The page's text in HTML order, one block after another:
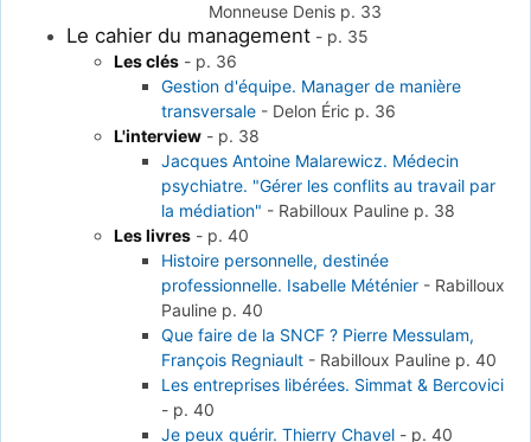
Monneuse Denis p. 33
Le cahier du management - p. 35
Les clés - p. 36
Gestion d'équipe. Manager de manière
transversale - Delon Éric p. 36
L'interview - p. 38
Jacques Antoine Malarewicz. Médecin
psychiatre. "Gérer les conflits au travail par
la médiation" - Rabilloux Pauline p. 38
Les livres - p. 40
Histoire personnelle, destinée
professionnelle. Isabelle Méténier - Rabilloux
Pauline p. 40
Que faire de la SNCF ? Pierre Messulam,
François Regniault - Rabilloux Pauline p. 40
Les entreprises libérées. Simmat & Bercovici
- p. 40
Je peux guérir. Thierry Chavel - p. 40